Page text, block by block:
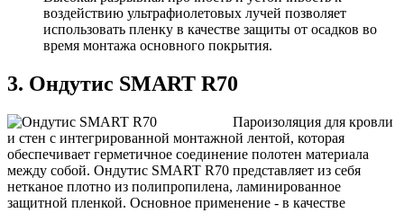
воздействию ультрафиолетовых лучей позволяет
использовать пленку в качестве защиты от осадков во
время монтажа основного покрытия.
3. Ондутис SMART R70
Пароизоляция для кровли
и стен с интегрированной монтажной лентой, которая
обеспечивает герметичное соединение полотен материала
между собой. Ондутис SMART R70 представляет из себя
нетканое плотно из полипропилена, ламинированное
защитной пленкой. Основное применение - в качестве